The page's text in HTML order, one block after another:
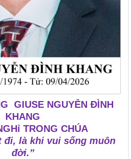
GIUSE NGUYỄN ĐÌNH
KHANG
TRONG CHÚA
đi, là khi vui sống muôn
đời.”